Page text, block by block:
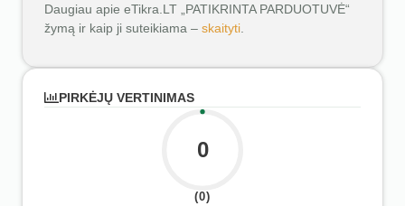
Daugiau apie eTikra.LT „PATIKRINTA PARDUOTUVĖ“
žymą ir kaip ji suteikiama – skaityti
PIRKĖJŲ VERTINIMAS
0
(0)